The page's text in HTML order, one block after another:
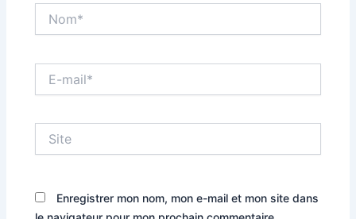
mail*
Enregistrer mon nom, mon e-mail et mon site dans